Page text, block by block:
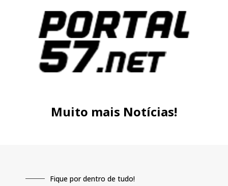
Muito mais Notícias!
Fique por dentro de tudo!